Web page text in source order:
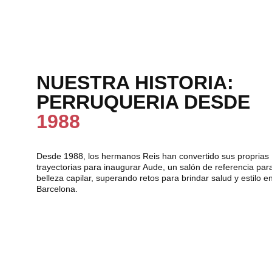
NUESTRA HISTORIA:
PERRUQUERIA DESDE
1988
Desde 1988, los hermanos Reis han convertido sus proprias
trayectorias para inaugurar Aude, un salón de referencia
belleza capilar, superando retos para brindar salud y estilo
Barcelona.